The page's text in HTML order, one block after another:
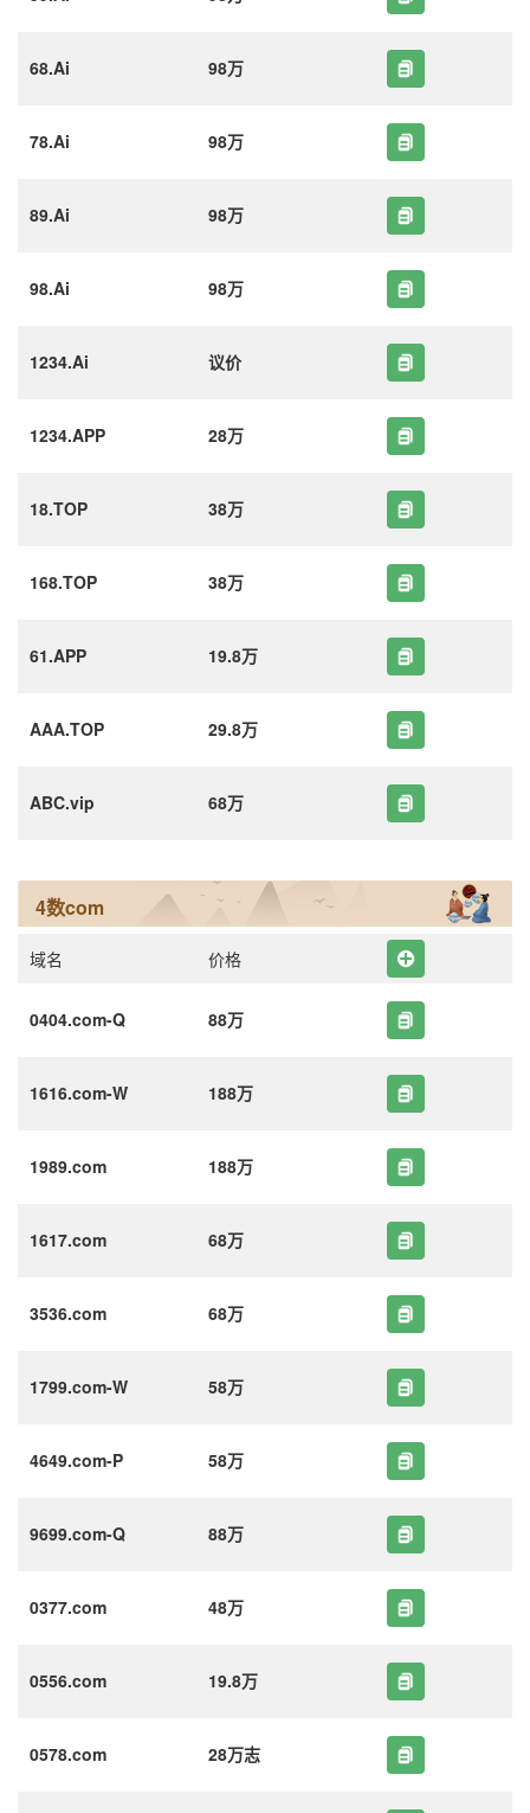
68.Ai 98万
78.Ai 98万
89.Ai 98万
98.Ai 98万
1234.Ai 议价
1234.APP 28万
18.TOP 38万
168.TOP 38万
61.APP 19.8万
AAA.TOP 29.8万
ABC.vip 68万
4数com
域名 价格
0404.com-Q 88万
1616.com-W 188万
1989.com 188万
1617.com 68万
3536.com 68万
1799.com-W 58万
4649.com-P 58万
9699.com-Q 88万
0377.com 48万
0556.com 19.8万
0578.com 28万志